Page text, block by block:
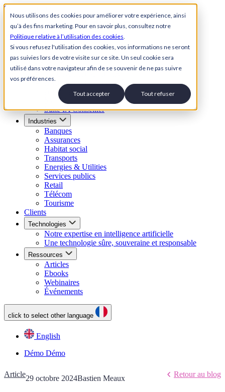
Nous utilisons des cookies pour améliorer votre expérience, ainsi
qu’à des fins marketing. Pour en savoir plus, consultez notre
Politique relative à l’utilisation des cookies.
Si vous refusez l'utilisation des cookies, vos informations ne seront
pas suivies lors de votre visite sur ce site. Un seul cookie sera
utilisé dans votre navigateur afin de se souvenir de ne pas suivre
vos préférences.
Tout accepter Tout refuser
Skip to content
Back to Homepage
Open menu
Suite Relation Client IA
Agent conversationnel IA
Agent IA vocal
SVI Visuel
Suite IA Conseiller
Industries
Banques
Assurances
Habitat social
Transports
Energies & Utilities
Services publics
Retail
Télécom
Tourisme
Clients
Technologies
Notre expertise en intelligence artificielle
Une technologie sûre, souveraine et responsable
Ressources
Articles
Ebooks
Webinaires
Événements
click to select other language
English
Démo Démo
Article29 octobre 2024Bastien Meaux Retour au blog